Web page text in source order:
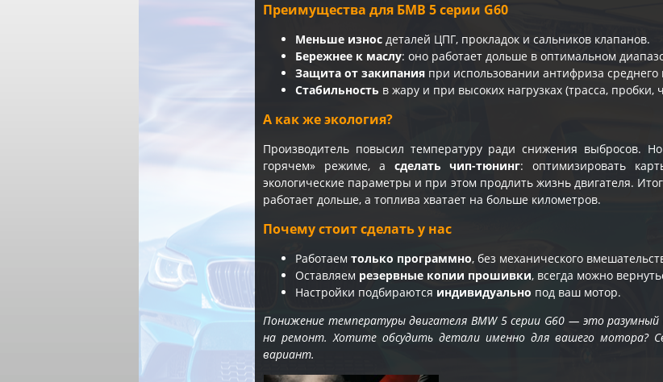
Преимущества для БМВ 5 серии G60
Меньше износ деталей ЦПГ, прокладок и сальников клапанов.
Бережнее к маслу: оно работает дольше в оптимальном
Защита от закипания при использовании антифриза среднего
Стабильность в жару и при высоких нагрузках (трасса, пробки,
А как же экология?
Производитель повысил температуру ради снижения выбросов.
горячем» режиме, а сделать чип-тюнинг: оптимизировать
экологические параметры и при этом продлить жизнь двигателя.
работает дольше, а топлива хватает на больше километров.
Почему стоит сделать у нас
Работаем только программно, без механического
Оставляем резервные копии прошивки, всегда можно
Настройки подбираются индивидуально под ваш мотор.
Понижение температуры двигателя BMW 5 серии G60 — это разумный
на ремонт. Хотите обсудить детали именно для вашего мотора?
вариант.